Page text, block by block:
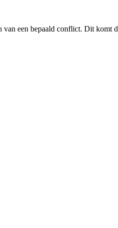
een bepaald conflict. Dit komt